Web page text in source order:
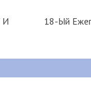
И
18-Ый